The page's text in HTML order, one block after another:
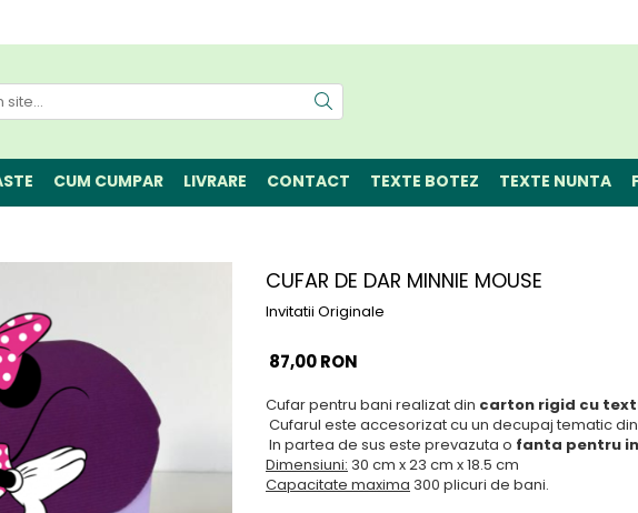
CUM CUMPAR LIVRARE CONTACT TEXTE BOTEZ TEXTE NUNTA
CUFAR DE DAR MINNIE MOUSE
Invitatii Originale
87,00 RON
Cufar pentru bani realizat din carton rigid cu
Cufarul este accesorizat cu un decupaj tematic
In partea de sus este prevazuta o fanta pentru
Dimensiuni: 30 cm x 23 cm x 18.5 cm
Capacitate maxima 300 plicuri de bani.